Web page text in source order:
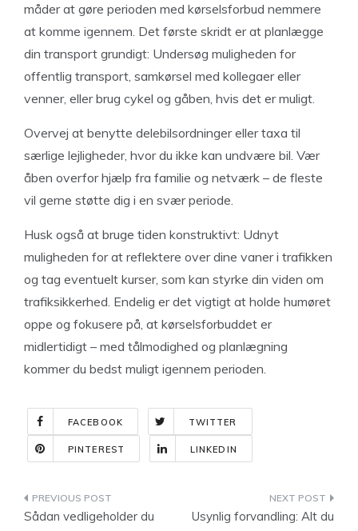
måder at gøre perioden med kørselsforbud nemmere
at komme igennem. Det første skridt er at planlægge
din transport grundigt: Undersøg muligheden for
offentlig transport, samkørsel med kollegaer eller
venner, eller brug cykel og gåben, hvis det er muligt.
Overvej at benytte delebilsordninger eller taxa til
særlige lejligheder, hvor du ikke kan undvære bil. Vær
åben overfor hjælp fra familie og netværk – de fleste
vil gerne støtte dig i en svær periode.
Husk også at bruge tiden konstruktivt: Udnyt
muligheden for at reflektere over dine vaner i trafikken
og tag eventuelt kurser, som kan styrke din viden om
trafiksikkerhed. Endelig er det vigtigt at holde humøret
oppe og fokusere på, at kørselsforbuddet er
midlertidigt – med tålmodighed og planlægning
kommer du bedst muligt igennem perioden.
FACEBOOK TWITTER
PINTEREST LINKEDIN
Indlægsnavigation
Sådan vedligeholder du
Usynlig forvandling: Alt du